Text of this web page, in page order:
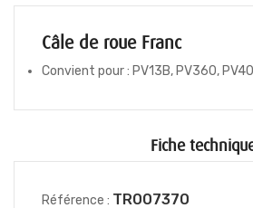
Câle de roue Franc
Convient pour : PV13B, PV360,
Fiche
Référence : TR007370